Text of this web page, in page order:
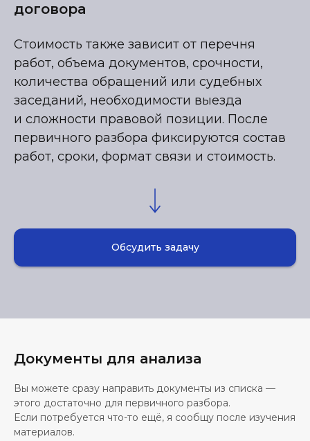
договора
Стоимость также зависит от перечня
работ, объема документов, срочности,
количества обращений или судебных
заседаний, необходимости выезда
и сложности правовой позиции. После
первичного разбора фиксируются состав
работ, сроки, формат связи и стоимость.
Обсудить задачу
Документы для анализа
Вы можете сразу направить документы из списка —
этого достаточно для первичного разбора.
Если потребуется что-то ещё, я сообщу после изучения
материалов.